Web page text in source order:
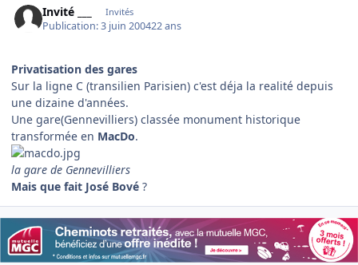
Invité ___ Invités
Publication:3 juin 200422 ans
Privatisation des gares
Sur la ligne C (transilien Parisien) c'est déja la realité depuis
une dizaine d'années.
Une gare(Gennevilliers) classée monument historique
transformée en MacDo.
la gare de Gennevilliers
Mais que fait José Bové ?